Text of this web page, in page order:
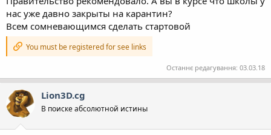
нас уже давно закрыты на карантин?
Всем сомневающимся сделать стартовой
You must be registered for see links
Останнє редагування: 03.03.18
Lion3D.cg
В поиске абсолютной истины